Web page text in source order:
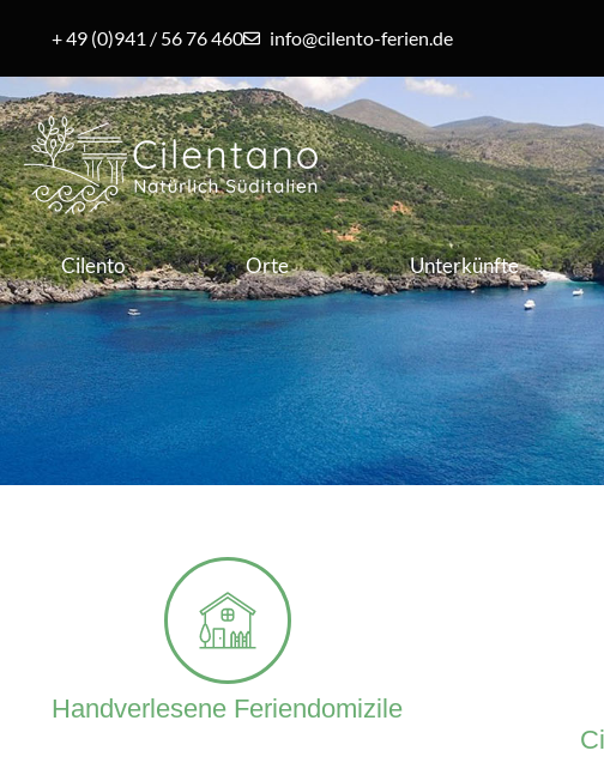
+ 49 (0)941 / 56 76 460 info@cilento-ferien.de
Cilento Orte Unterkünfte
Handverlesene Feriendomizile